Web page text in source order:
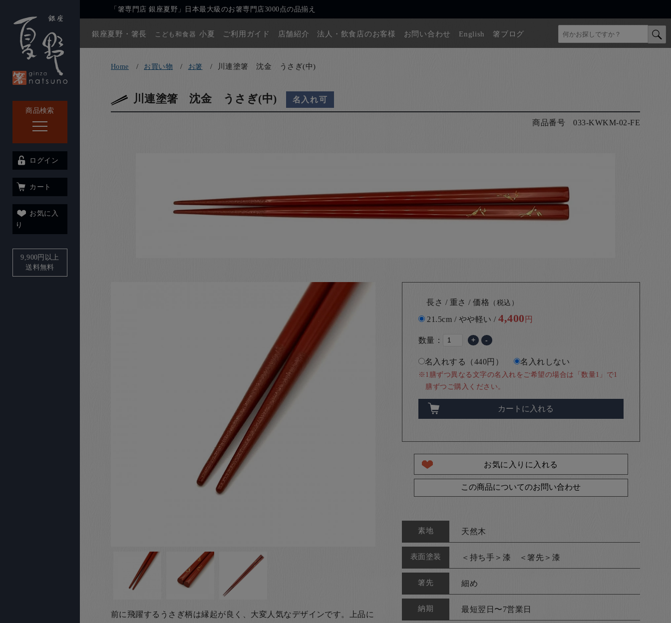
商品検索
「箸専門店 銀座夏野」日本最大級のお箸専門店3000点の品揃え
銀座夏野・箸長 こども和食器 小夏 ご利用ガイド 店舗紹介 法人・飲食店のお客様 お問い合わせ English 箸ブログ
ログイン
カート
お気に入
り
9,900円以上
送料無料
Home お買い物 お箸 川連塗箸 沈金 うさぎ(中)
川連塗箸 沈金 うさぎ(中) 名入れ可
商品番号 033-KWKM-02-FE
前に飛躍するうさぎ柄は縁起が良く、大変人気なデザインです。上品に
長さ / 重さ / 価格 （税込）
21.5cm / やや軽い /4,400 円
数量： + -
名入れする（440円） 名入れしない
※1膳ずつ異なる文字の名入れをご希望の場合は「数量1」で1
膳ずつご購入ください。
カートに入れる
お気に入りに入れる
この商品についてのお問い合わせ
素地 天然木
表面塗装 ＜持ち手＞漆 ＜箸先＞漆
箸先 細め
納期 最短翌日〜7営業日